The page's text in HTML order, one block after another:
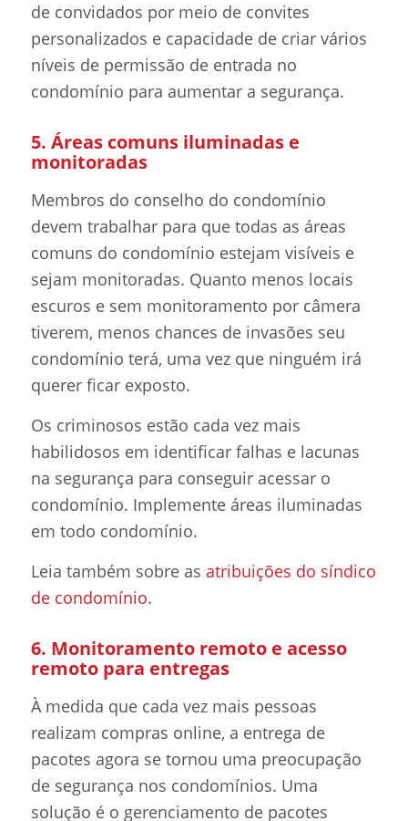
de convidados por meio de convites
personalizados e capacidade de criar vários
níveis de permissão de entrada no
condomínio para aumentar a segurança.
5. Áreas comuns iluminadas e
monitoradas
Membros do conselho do condomínio
devem trabalhar para que todas as áreas
comuns do condomínio estejam visíveis e
sejam monitoradas. Quanto menos locais
escuros e sem monitoramento por câmera
tiverem, menos chances de invasões seu
condomínio terá, uma vez que ninguém irá
querer ficar exposto.
Os criminosos estão cada vez mais
habilidosos em identificar falhas e lacunas
na segurança para conseguir acessar o
condomínio. Implemente áreas iluminadas
em todo condomínio.
Leia também sobre as atribuições do síndico
de condomínio.
6. Monitoramento remoto e acesso
remoto para entregas
À medida que cada vez mais pessoas
realizam compras online, a entrega de
pacotes agora se tornou uma preocupação
de segurança nos condomínios. Uma
solução é o gerenciamento de pacotes